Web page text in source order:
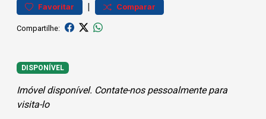
Favoritar | Comparar
Compartilhe:
DISPONÍVEL
Imóvel disponível. Contate-nos pessoalmente para
visita-lo